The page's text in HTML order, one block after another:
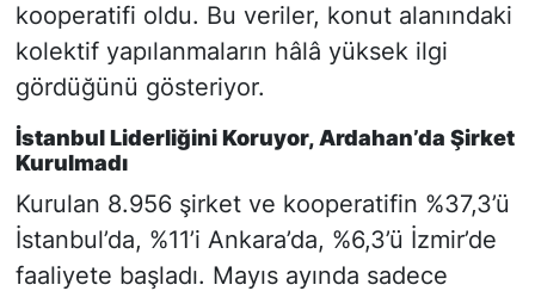
kooperatifi oldu. Bu veriler, konut alanındaki
kolektif yapılanmaların hâlâ yüksek ilgi
gördüğünü gösteriyor.
İstanbul Liderliğini Koruyor, Ardahan’da Şirket
Kurulmadı
Kurulan 8.956 şirket ve kooperatifin %37,3’ü
İstanbul’da, %11’i Ankara’da, %6,3’ü İzmir’de
faaliyete başladı. Mayıs ayında sadece